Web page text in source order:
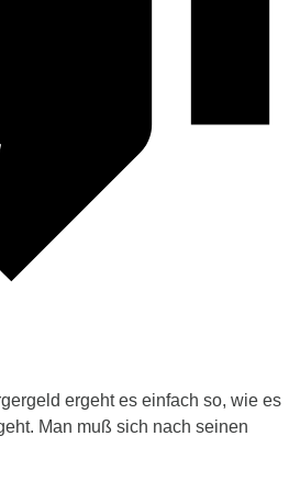
ergeht es einfach so, wie es
Man muß sich nach seinen